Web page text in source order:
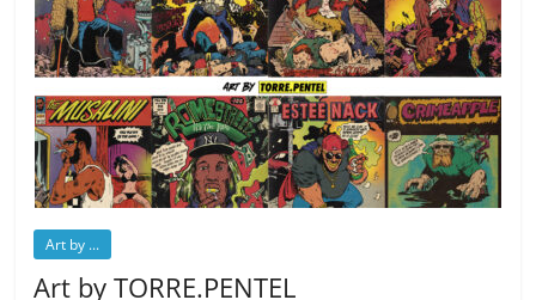
Art by ...
Art by TORRE.PENTEL